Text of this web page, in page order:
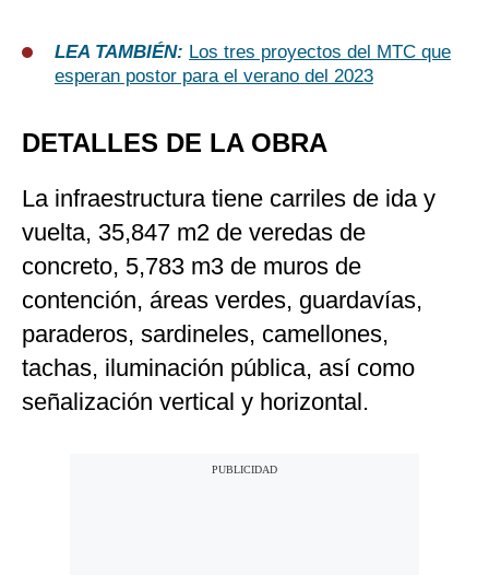
LEA TAMBIÉN: Los tres proyectos del MTC que
esperan postor para el verano del 2023
DETALLES DE LA OBRA
La infraestructura tiene carriles de ida y
vuelta, 35,847 m2 de veredas de
concreto, 5,783 m3 de muros de
contención, áreas verdes, guardavías,
paraderos, sardineles, camellones,
tachas, iluminación pública, así como
señalización vertical y horizontal.